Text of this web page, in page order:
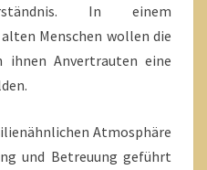
In einem
Menschen wollen die
Anvertrauten eine
Atmosphäre
und Betreuung geführt